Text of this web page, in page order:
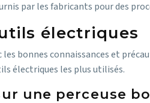
par les fabricants pour des
électriques
bonnes connaissances et
électriques les plus utilisés.
une perceuse